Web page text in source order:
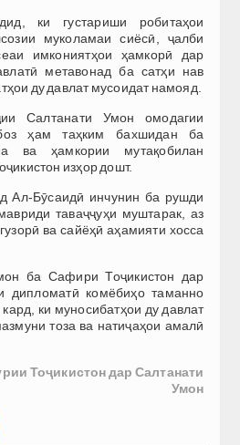
ки густариши робитаҳои
муколамаи сиёсӣ, ҷалби
имкониятҳои ҳамкорӣ дар
метавонад ба сатҳи нав
ду давлат мусоидат намояд.
Салтанати Умон омодагии
ҳам таҳким бахшидан ба
ва ҳамкории мутақобилан
изҳор дошт.
Ал-Бӯсаидӣ инчунин ба рушди
таваҷҷуҳи муштарак, аз
ва сайёҳӣ аҳамияти хосса
ба Сафири Тоҷикистон дар
дипломатӣ комёбиҳо таманно
ки муносибатҳои ду давлат
тоза ва натиҷаҳои амалӣ
Тоҷикистон дар Салтанати
Умон